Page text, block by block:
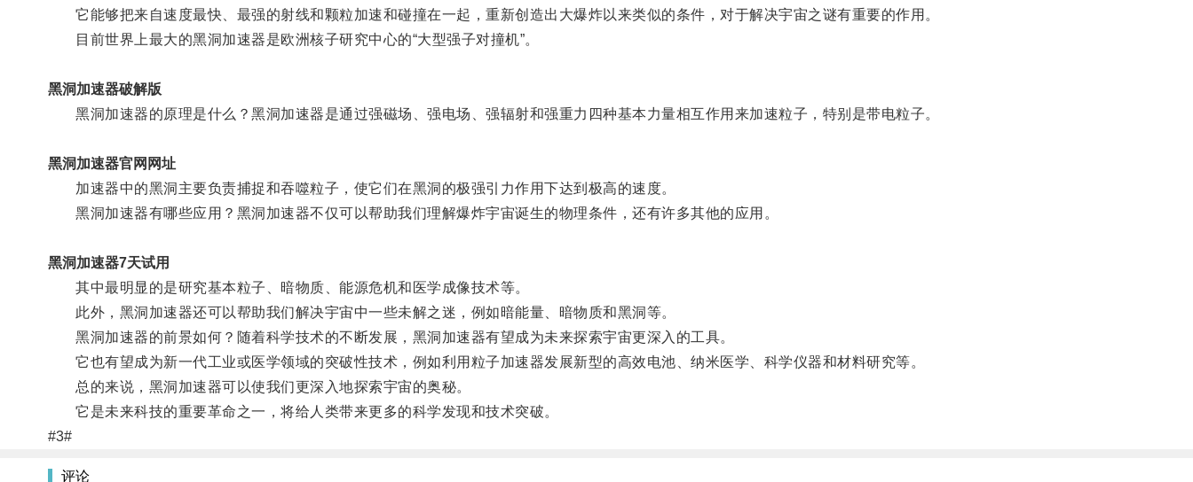
它能够把来自速度最快、最强的射线和颗粒加速和碰撞在一起，重新创造出大爆炸以来类似的条件，对于解决宇宙之谜有重要的作用。
目前世界上最大的黑洞加速器是欧洲核子研究中心的“大型强子对撞机”。
黑洞加速器破解版
黑洞加速器的原理是什么？黑洞加速器是通过强磁场、强电场、强辐射和强重力四种基本力量相互作用来加速粒子，特别是带电粒子。
黑洞加速器官网网址
加速器中的黑洞主要负责捕捉和吞噬粒子，使它们在黑洞的极强引力作用下达到极高的速度。
黑洞加速器有哪些应用？黑洞加速器不仅可以帮助我们理解爆炸宇宙诞生的物理条件，还有许多其他的应用。
黑洞加速器7天试用
其中最明显的是研究基本粒子、暗物质、能源危机和医学成像技术等。
此外，黑洞加速器还可以帮助我们解决宇宙中一些未解之迷，例如暗能量、暗物质和黑洞等。
黑洞加速器的前景如何？随着科学技术的不断发展，黑洞加速器有望成为未来探索宇宙更深入的工具。
它也有望成为新一代工业或医学领域的突破性技术，例如利用粒子加速器发展新型的高效电池、纳米医学、科学仪器和材料研究等。
总的来说，黑洞加速器可以使我们更深入地探索宇宙的奥秘。
它是未来科技的重要革命之一，将给人类带来更多的科学发现和技术突破。
#3#
评论